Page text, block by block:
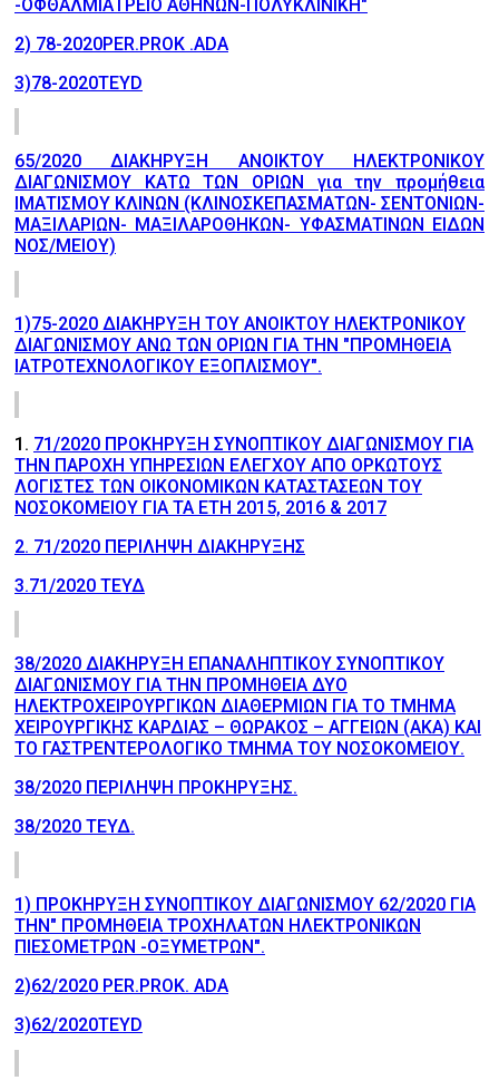
-ΟΦΘΑΛΜΙΑΤΡΕΙΟ ΑΘΗΝΩΝ-ΠΟΛΥΚΛΙΝΙΚΗ"
2) 78-2020PER.PROK .ADA
3)78-2020TEYD
65/2020 ΔΙΑΚΗΡΥΞΗ ΑΝΟΙΚΤΟΥ ΗΛΕΚΤΡΟΝΙΚΟΥ
ΔΙΑΓΩΝΙΣΜΟΥ ΚΑΤΩ ΤΩΝ ΟΡΙΩΝ για την προμήθεια
ΙΜΑΤΙΣΜΟΥ ΚΛΙΝΩΝ (ΚΛΙΝΟΣΚΕΠΑΣΜΑΤΩΝ- ΣΕΝΤΟΝΙΩΝ-
ΜΑΞΙΛΑΡΙΩΝ- ΜΑΞΙΛΑΡΟΘΗΚΩΝ- ΥΦΑΣΜΑΤΙΝΩΝ ΕΙΔΩΝ
ΝΟΣ/ΜΕΙΟΥ)
1)75-2020 ΔΙΑΚΗΡΥΞΗ ΤΟΥ ΑΝΟΙΚΤΟΥ ΗΛΕΚΤΡΟΝΙΚΟΥ
ΔΙΑΓΩΝΙΣΜΟΥ ΑΝΩ ΤΩΝ ΟΡΙΩΝ ΓΙΑ ΤΗΝ "ΠΡΟΜΗΘΕΙΑ
ΙΑΤΡΟΤΕΧΝΟΛΟΓΙΚΟΥ ΕΞΟΠΛΙΣΜΟΥ".
1. 71/2020 ΠΡΟΚΗΡΥΞΗ ΣΥΝΟΠΤΙΚΟΥ ΔΙΑΓΩΝΙΣΜΟΥ ΓΙΑ
ΤΗΝ ΠΑΡΟΧΗ ΥΠΗΡΕΣΙΩΝ ΕΛΕΓΧΟΥ ΑΠΟ ΟΡΚΩΤΟΥΣ
ΛΟΓΙΣΤΕΣ ΤΩΝ ΟΙΚΟΝΟΜΙΚΩΝ ΚΑΤΑΣΤΑΣΕΩΝ ΤΟΥ
ΝΟΣΟΚΟΜΕΙΟΥ ΓΙΑ ΤΑ ΕΤΗ 2015, 2016 & 2017
2. 71/2020 ΠΕΡΙΛΗΨΗ ΔΙΑΚΗΡΥΞΗΣ
3.71/2020 ΤΕΥΔ
38/2020 ΔΙΑΚΗΡΥΞΗ ΕΠΑΝΑΛΗΠΤΙΚΟΥ ΣΥΝΟΠΤΙΚΟΥ
ΔΙΑΓΩΝΙΣΜΟΥ ΓΙΑ ΤΗΝ ΠΡΟΜΗΘΕΙΑ ΔΥΟ
ΗΛΕΚΤΡΟΧΕΙΡΟΥΡΓΙΚΩΝ ΔΙΑΘΕΡΜΙΩΝ ΓΙΑ ΤΟ ΤΜΗΜΑ
ΧΕΙΡΟΥΡΓΙΚΗΣ ΚΑΡΔΙΑΣ – ΘΩΡΑΚΟΣ – ΑΓΓΕΙΩΝ (ΑΚΑ) ΚΑΙ
ΤΟ ΓΑΣΤΡΕΝΤΕΡΟΛΟΓΙΚΟ ΤΜΗΜΑ ΤΟΥ ΝΟΣΟΚΟΜΕΙΟΥ.
38/2020 ΠΕΡΙΛΗΨΗ ΠΡΟΚΗΡΥΞΗΣ.
38/2020 ΤΕΥΔ.
1) ΠΡΟΚΗΡΥΞΗ ΣΥΝΟΠΤΙΚΟΥ ΔΙΑΓΩΝΙΣΜΟΥ 62/2020 ΓΙΑ
ΤΗΝ" ΠΡΟΜΗΘΕΙΑ ΤΡΟΧΗΛΑΤΩΝ ΗΛΕΚΤΡΟΝΙΚΩΝ
ΠΙΕΣΟΜΕΤΡΩΝ -ΟΞΥΜΕΤΡΩΝ".
2)62/2020 PER.PROK. ADA
3)62/2020TEYD